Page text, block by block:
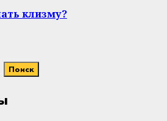
клизму?
Поиск